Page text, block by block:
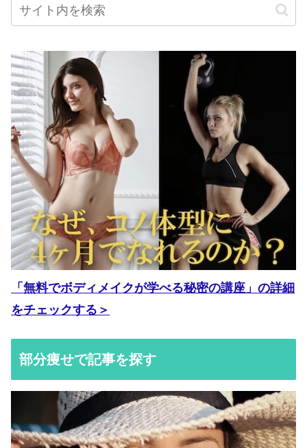
「無料でボディメイクが学べる秘密の講座」の詳細
をチェックする＞
部分痩せで記事を探す